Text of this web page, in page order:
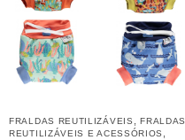
FRALDAS REUTILIZÁVEIS ,FRALDAS
REUTILIZÁVEIS E ACESSÓRIOS